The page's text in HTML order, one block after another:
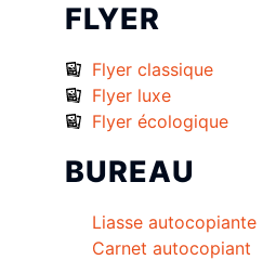
FLYER
Flyer classique
Flyer luxe
Flyer écologique
BUREAU
Liasse autocopiante
Carnet autocopiant